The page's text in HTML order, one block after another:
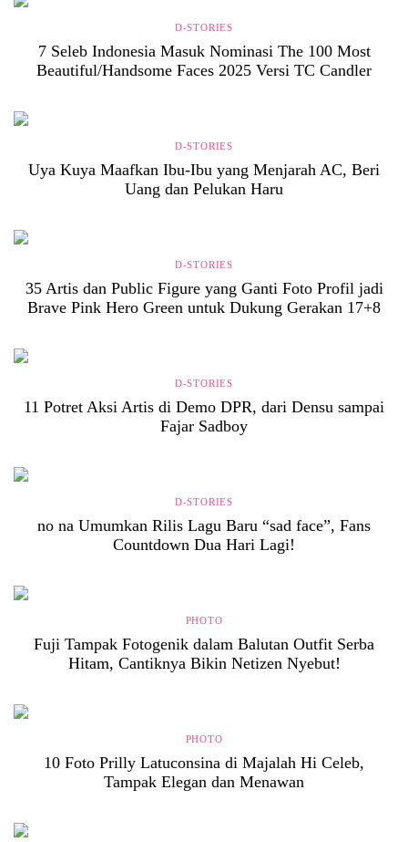
D-STORIES
7 Seleb Indonesia Masuk Nominasi The 100 Most
Beautiful/Handsome Faces 2025 Versi TC Candler
D-STORIES
Uya Kuya Maafkan Ibu-Ibu yang Menjarah AC, Beri
Uang dan Pelukan Haru
D-STORIES
35 Artis dan Public Figure yang Ganti Foto Profil jadi
Brave Pink Hero Green untuk Dukung Gerakan 17+8
D-STORIES
11 Potret Aksi Artis di Demo DPR, dari Densu sampai
Fajar Sadboy
D-STORIES
no na Umumkan Rilis Lagu Baru “sad face”, Fans
Countdown Dua Hari Lagi!
PHOTO
Fuji Tampak Fotogenik dalam Balutan Outfit Serba
Hitam, Cantiknya Bikin Netizen Nyebut!
PHOTO
10 Foto Prilly Latuconsina di Majalah Hi Celeb,
Tampak Elegan dan Menawan